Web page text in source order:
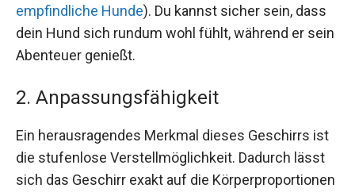
empfindliche Hunde). Du kannst sicher sein, dass
dein Hund sich rundum wohl fühlt, während er sein
Abenteuer genießt.
2. Anpassungsfähigkeit
Ein herausragendes Merkmal dieses Geschirrs ist
die stufenlose Verstellmöglichkeit. Dadurch lässt
sich das Geschirr exakt auf die Körperproportionen